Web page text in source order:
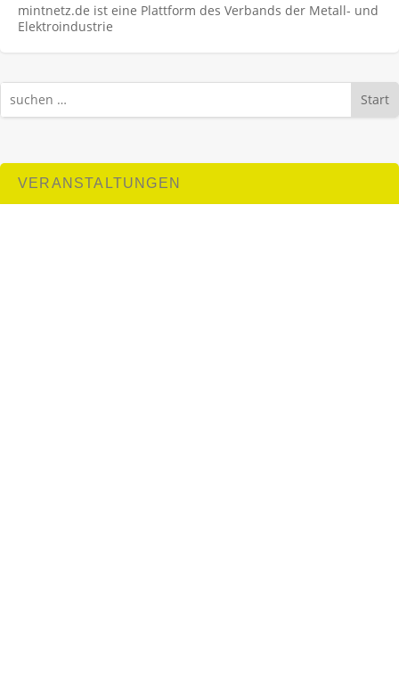
mintnetz.de ist eine Plattform des Verbands der Metall- und
Elektroindustrie
Start
VERANSTALTUNGEN